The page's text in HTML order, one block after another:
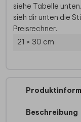
siehe Tabelle
sieh dir unten die
Preisrechner.
21 × 30 cm
Beschreibung